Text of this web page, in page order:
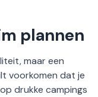
plannen
maar een
voorkomen dat je
drukke campings